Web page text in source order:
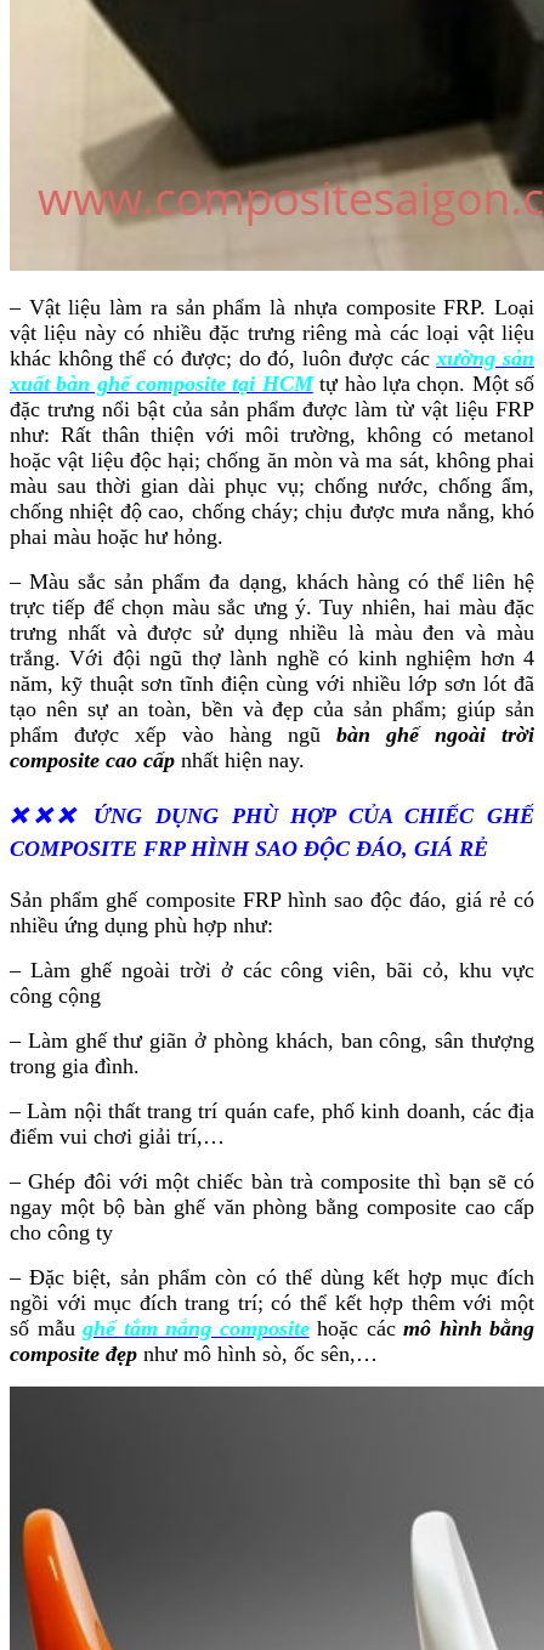
– Vật liệu làm ra sản phẩm là nhựa composite FRP. Loại
vật liệu này có nhiều đặc trưng riêng mà các loại vật liệu
khác không thể có được; do đó, luôn được cácxường sản
xuất bàn ghế composite tại HCMtự hào lựa chọn. Một số
đặc trưng nổi bật của sản phẩm được làm từ vật liệu FRP
như: Rất thân thiện với môi trường, không có metanol
hoặc vật liệu độc hại; chống ăn mòn và ma sát, không phai
màu sau thời gian dài phục vụ; chống nước, chống ẩm,
chống nhiệt độ cao, chống cháy; chịu được mưa nắng, khó
phai màu hoặc hư hỏng.
– Màu sắc sản phẩm đa dạng, khách hàng có thể liên hệ
trực tiếp để chọn màu sắc ưng ý. Tuy nhiên, hai màu đặc
trưng nhất và được sử dụng nhiều là màu đen và màu
trắng. Với đội ngũ thợ lành nghề có kinh nghiệm hơn 4
năm, kỹ thuật sơn tĩnh điện cùng với nhiều lớp sơn lót đã
tạo nên sự an toàn, bền và đẹp của sản phẩm; giúp sản
phẩm được xếp vào hàng ngũ bàn ghế ngoài trời
composite cao cấp nhất hiện nay.
❌❌❌ ỨNG DỤNG PHÙ HỢP CỦA CHIẾC GHẾ
COMPOSITE FRP HÌNH SAO ĐỘC ĐÁO, GIÁ RẺ
Sản phẩm ghế composite FRP hình sao độc đáo, giá rẻ có
nhiều ứng dụng phù hợp như:
– Làm ghế ngoài trời ở các công viên, bãi cỏ, khu vực
công cộng
– Làm ghế thư giãn ở phòng khách, ban công, sân thượng
trong gia đình.
– Làm nội thất trang trí quán cafe, phố kinh doanh, các địa
điểm vui chơi giải trí,…
– Ghép đôi với một chiếc bàn trà composite thì bạn sẽ có
ngay một bộ bàn ghế văn phòng bằng composite cao cấp
cho công ty
– Đặc biệt, sản phẩm còn có thể dùng kết hợp mục đích
ngồi với mục đích trang trí; có thể kết hợp thêm với một
số mẫu ghế tắm nắng compositehoặc các mô hình bằng
composite đẹp như mô hình sò, ốc sên,…